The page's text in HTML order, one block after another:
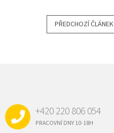
PŘEDCHOZÍ ČLÁNEK
+420 220 806 054
PRACOVNÍ DNY 10-18H